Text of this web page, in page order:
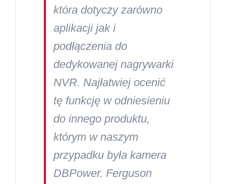
która dotyczy zarówno
aplikacji jak i
podłączenia do
dedykowanej nagrywarki
NVR. Najłatwiej ocenić
tę funkcję w odniesieniu
do innego produktu,
którym w naszym
przypadku była kamera
DBPower. Ferguson